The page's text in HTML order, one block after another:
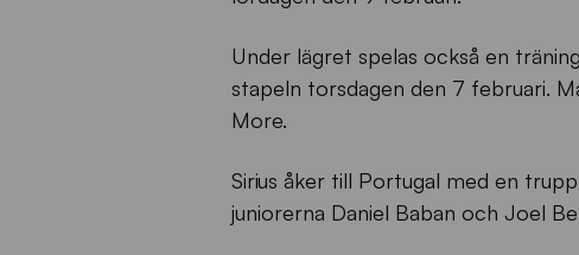
Under lägret spelas också en
stapeln torsdagen den 7 februari.
More.
Sirius åker till Portugal med en
juniorerna Daniel Baban och Joel